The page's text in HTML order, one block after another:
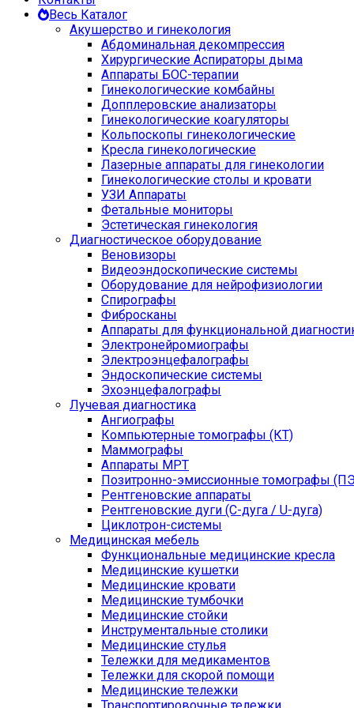
Весь Каталог
Акушерство и гинекология
Абдоминальная декомпрессия
Хирургические Аспираторы дыма
Аппараты БОС-терапии
Гинекологические комбайны
Допплеровские анализаторы
Гинекологические коагуляторы
Кольпоскопы гинекологические
Кресла гинекологические
Лазерные аппараты для гинекологии
Гинекологические столы и кровати
УЗИ Аппараты
Фетальные мониторы
Эстетическая гинекология
Диагностическое оборудование
Веновизоры
Видеоэндоскопические системы
Оборудование для нейрофизиологии
Спирографы
Фибросканы
Аппараты для функциональной
Электронейромиографы
Электроэнцефалографы
Эндоскопические системы
Эхоэнцефалографы
Лучевая диагностика
Ангиографы
Компьютерные томографы (КТ)
Маммографы
Аппараты МРТ
Позитронно-эмиссионные томографы
Рентгеновские аппараты
Рентгеновские дуги (С-дуга / U-дуга)
Циклотрон-системы
Медицинская мебель
Функциональные медицинские кресла
Медицинские кушетки
Медицинские кровати
Медицинские тумбочки
Медицинские стойки
Инструментальные столики
Медицинские стулья
Тележки для медикаментов
Тележки для скорой помощи
Медицинские тележки